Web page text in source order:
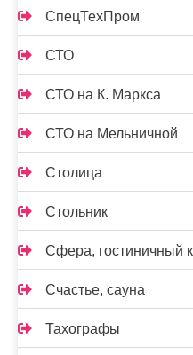
СпецТехПром
СТО
СТО на К. Маркса
СТО на Мельничной
Столица
Стольник
Сфера, гостиничный
Счастье, сауна
Тахографы